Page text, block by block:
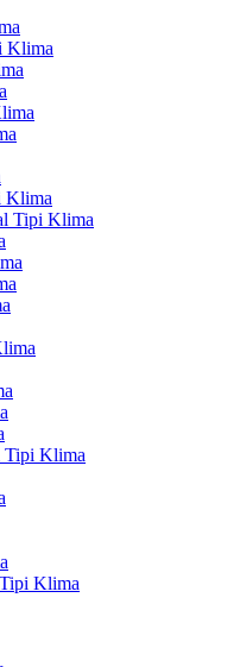
Klima
Klima
Tipi Klima
Tipi Klima
Klima